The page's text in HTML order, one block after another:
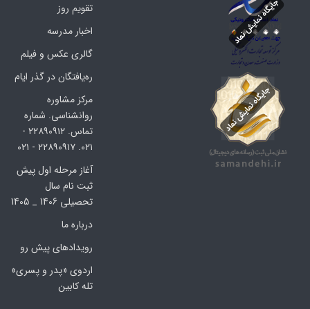
تقویم روز
اخبار مدرسه
گالری عکس و فیلم
ره‌یافتگان در گذر ایام
مرکز مشاوره
روانشناسی. شماره
تماس. ۲۲۸۹۰۹۱۲ -
۰۲۱. ۲۲۸۹۰۹۱۷ - ۰۲۱
آغاز مرحله اول پیش
ثبت نام سال
تحصیلی 1406 _ 1405
درباره ما
رویدادهای پیش رو
اردوی «پدر و پسری»
تله کابین